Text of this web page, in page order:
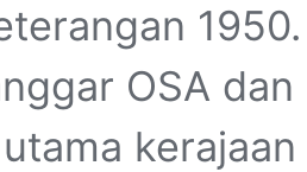
OSA